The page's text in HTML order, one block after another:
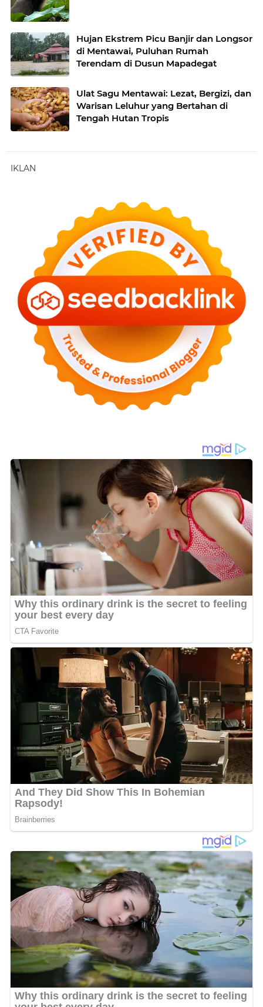
Hujan Ekstrem Picu Banjir dan Longsor
di Mentawai, Puluhan Rumah
Terendam di Dusun Mapadegat
Ulat Sagu Mentawai: Lezat, Bergizi, dan
Warisan Leluhur yang Bertahan di
Tengah Hutan Tropis
IKLAN